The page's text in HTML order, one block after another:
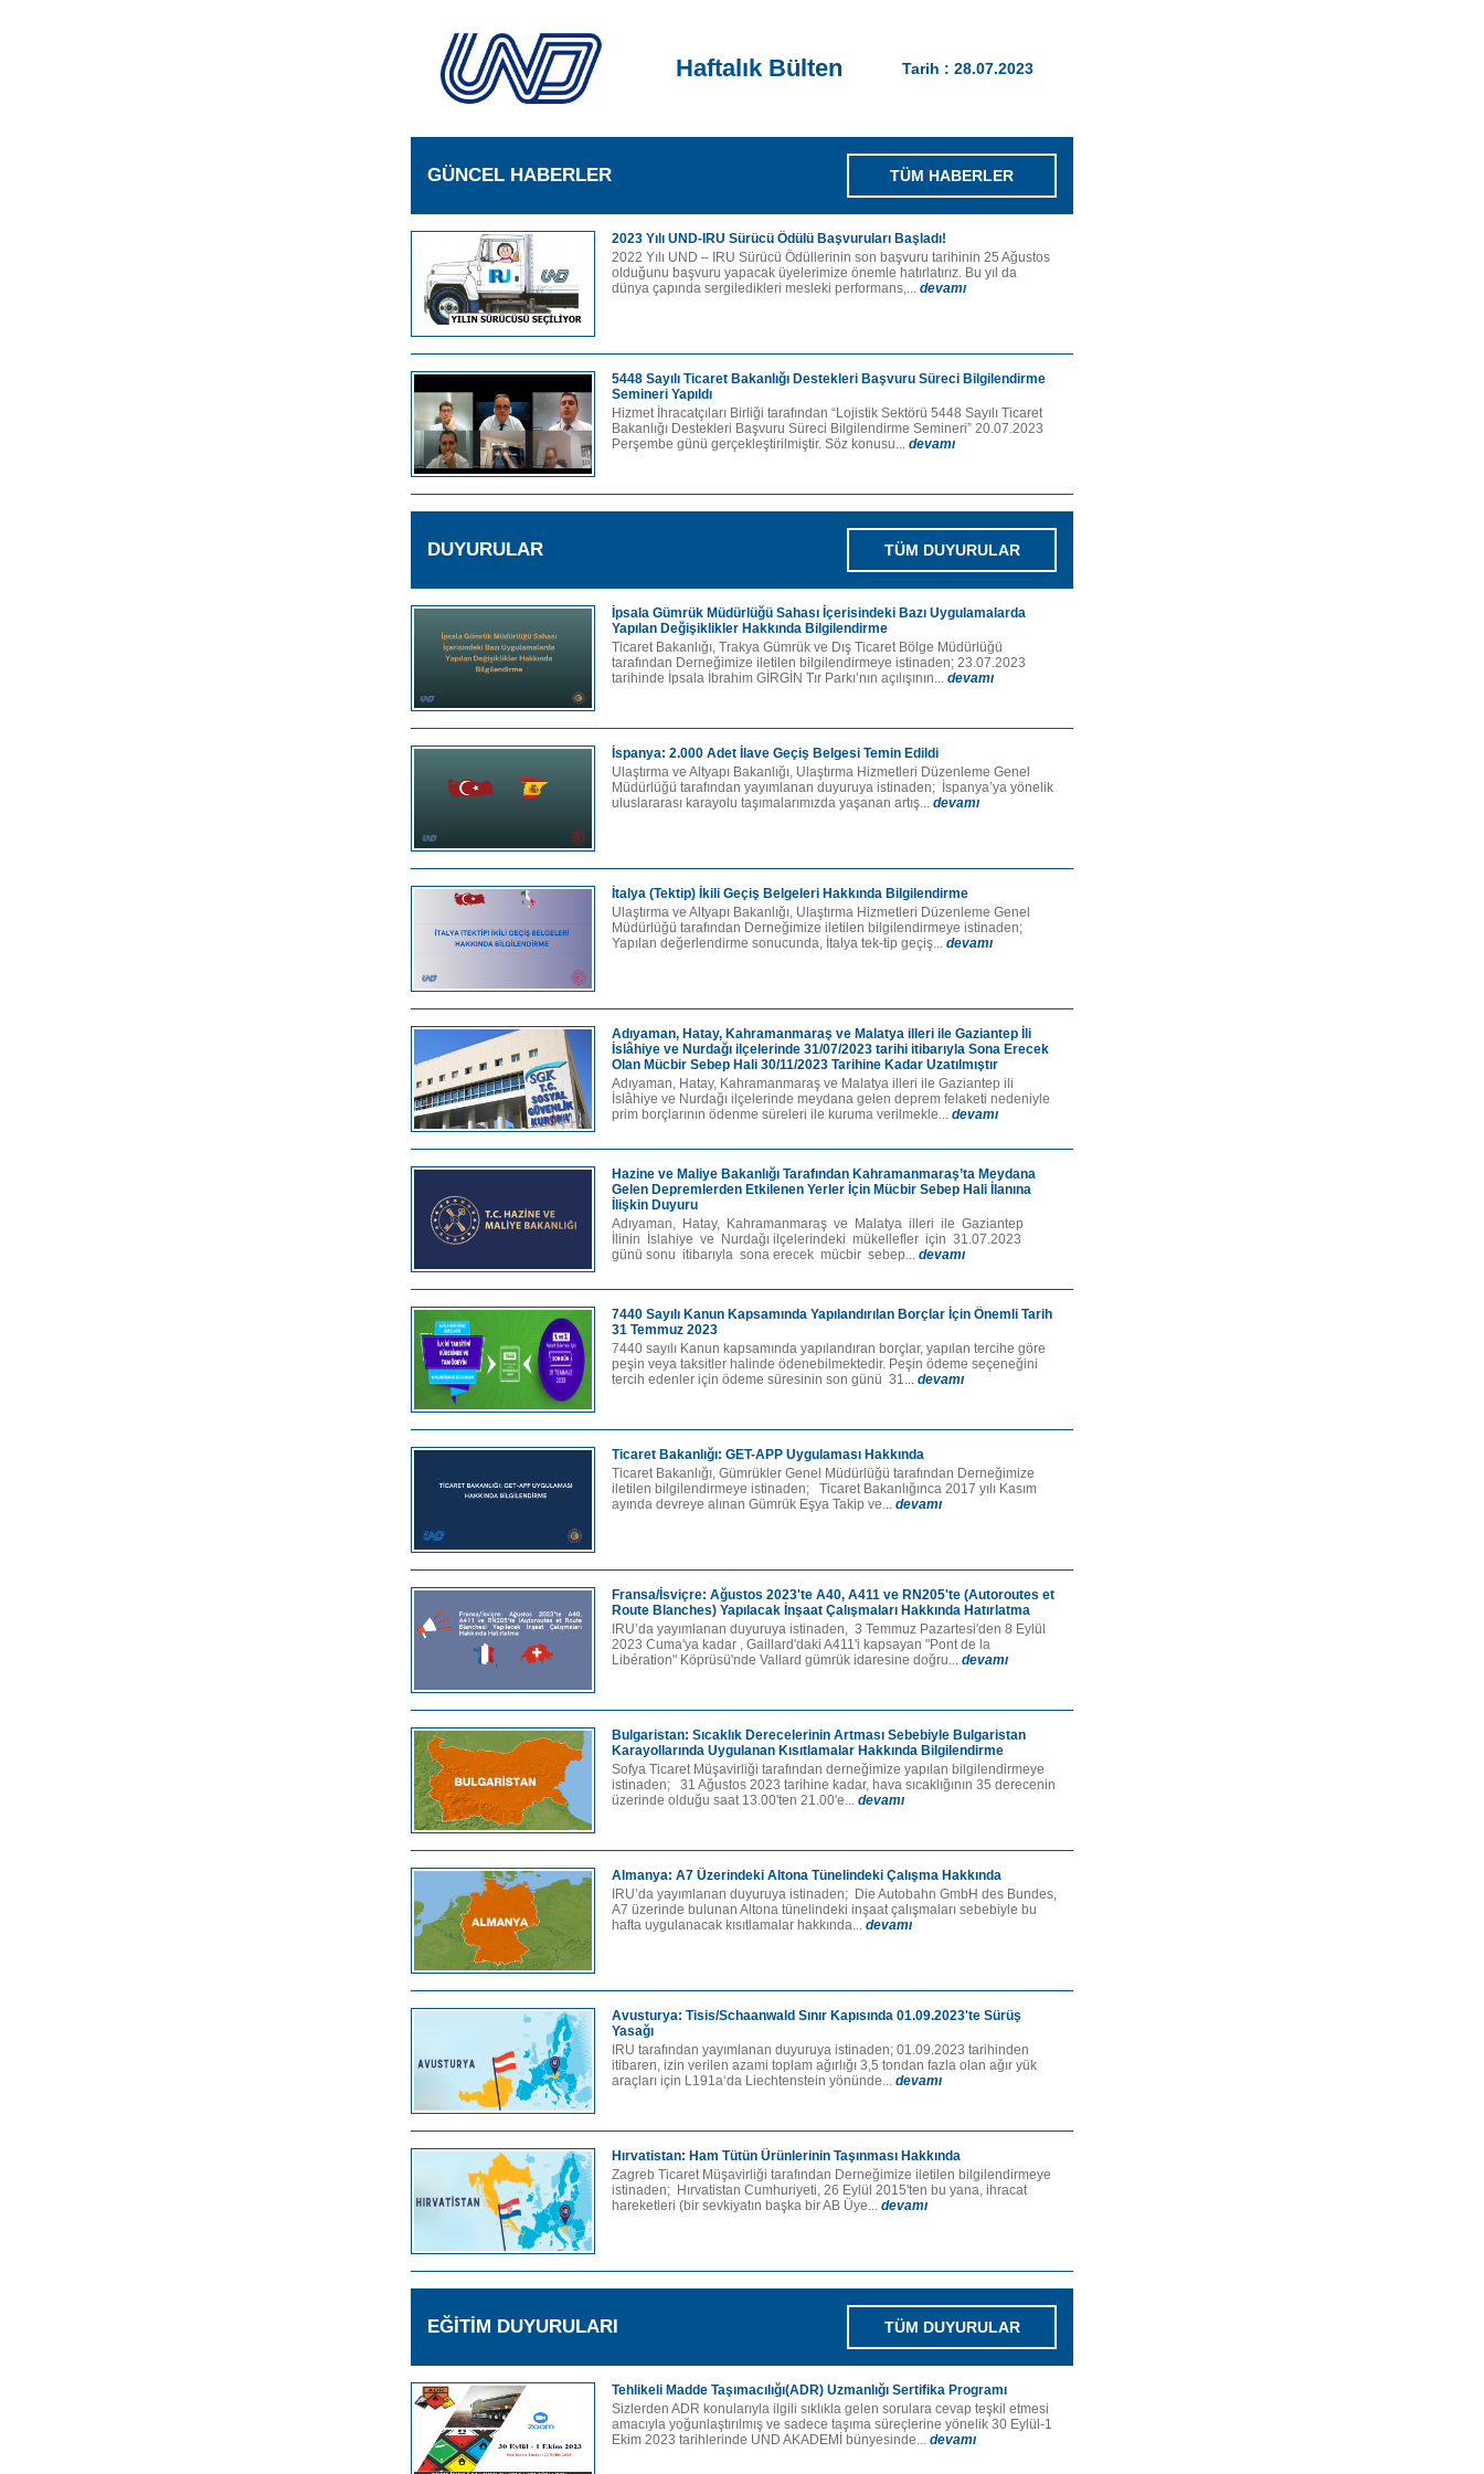
Haftalık Bülten Tarih : 28.07.2023
GÜNCEL HABERLER TÜM HABERLER
2023 Yılı UND-IRU Sürücü Ödülü Başvuruları Başladı!
2022 Yılı UND – IRU Sürücü Ödüllerinin son başvuru tarihinin 25 Ağustos
olduğunu başvuru yapacak üyelerimize önemle hatırlatırız. Bu yıl da
dünya çapında sergiledikleri mesleki performans,... devamı
5448 Sayılı Ticaret Bakanlığı Destekleri Başvuru Süreci Bilgilendirme
Semineri Yapıldı
Hizmet İhracatçıları Birliği tarafından “Lojistik Sektörü 5448 Sayılı Ticaret
Bakanlığı Destekleri Başvuru Süreci Bilgilendirme Semineri” 20.07.2023
Perşembe günü gerçekleştirilmiştir. Söz konusu... devamı
DUYURULAR TÜM DUYURULAR
İpsala Gümrük Müdürlüğü Sahası İçerisindeki Bazı Uygulamalarda
Yapılan Değişiklikler Hakkında Bilgilendirme
Ticaret Bakanlığı, Trakya Gümrük ve Dış Ticaret Bölge Müdürlüğü
tarafından Derneğimize iletilen bilgilendirmeye istinaden; 23.07.2023
tarihinde İpsala İbrahim GİRGİN Tır Parkı’nın açılışının... devamı
İspanya: 2.000 Adet İlave Geçiş Belgesi Temin Edildi
Ulaştırma ve Altyapı Bakanlığı, Ulaştırma Hizmetleri Düzenleme Genel
Müdürlüğü tarafından yayımlanan duyuruya istinaden; İspanya’ya yönelik
uluslararası karayolu taşımalarımızda yaşanan artış... devamı
İtalya (Tektip) İkili Geçiş Belgeleri Hakkında Bilgilendirme
Ulaştırma ve Altyapı Bakanlığı, Ulaştırma Hizmetleri Düzenleme Genel
Müdürlüğü tarafından Derneğimize iletilen bilgilendirmeye istinaden;
Yapılan değerlendirme sonucunda, İtalya tek-tip geçiş... devamı
Adıyaman, Hatay, Kahramanmaraş ve Malatya illeri ile Gaziantep İli
İslâhiye ve Nurdağı ilçelerinde 31/07/2023 tarihi itibarıyla Sona Erecek
Olan Mücbir Sebep Hali 30/11/2023 Tarihine Kadar Uzatılmıştır
Adıyaman, Hatay, Kahramanmaraş ve Malatya illeri ile Gaziantep ili
İslâhiye ve Nurdağı ilçelerinde meydana gelen deprem felaketi nedeniyle
prim borçlarının ödenme süreleri ile kuruma verilmekle... devamı
Hazine ve Maliye Bakanlığı Tarafından Kahramanmaraş’ta Meydana
Gelen Depremlerden Etkilenen Yerler İçin Mücbir Sebep Hali İlanına
İlişkin Duyuru
Adıyaman, Hatay, Kahramanmaraş ve Malatya illeri ile Gaziantep
İlinin İslahiye ve Nurdağı ilçelerindeki mükellefler için 31.07.2023
günü sonu itibarıyla sona erecek mücbir sebep... devamı
7440 Sayılı Kanun Kapsamında Yapılandırılan Borçlar İçin Önemli Tarih
31 Temmuz 2023
7440 sayılı Kanun kapsamında yapılandıran borçlar, yapılan tercihe göre
peşin veya taksitler halinde ödenebilmektedir. Peşin ödeme seçeneğini
tercih edenler için ödeme süresinin son günü 31... devamı
Ticaret Bakanlığı: GET-APP Uygulaması Hakkında
Ticaret Bakanlığı, Gümrükler Genel Müdürlüğü tarafından Derneğimize
iletilen bilgilendirmeye istinaden; Ticaret Bakanlığınca 2017 yılı Kasım
ayında devreye alınan Gümrük Eşya Takip ve... devamı
Fransa/İsviçre: Ağustos 2023'te A40, A411 ve RN205'te (Autoroutes et
Route Blanches) Yapılacak İnşaat Çalışmaları Hakkında Hatırlatma
IRU’da yayımlanan duyuruya istinaden, 3 Temmuz Pazartesi'den 8 Eylül
2023 Cuma'ya kadar , Gaillard'daki A411'i kapsayan "Pont de la
Libération" Köprüsü'nde Vallard gümrük idaresine doğru... devamı
Bulgaristan: Sıcaklık Derecelerinin Artması Sebebiyle Bulgaristan
Karayollarında Uygulanan Kısıtlamalar Hakkında Bilgilendirme
Sofya Ticaret Müşavirliği tarafından derneğimize yapılan bilgilendirmeye
istinaden; 31 Ağustos 2023 tarihine kadar, hava sıcaklığının 35 derecenin
üzerinde olduğu saat 13.00'ten 21.00'e... devamı
Almanya: A7 Üzerindeki Altona Tünelindeki Çalışma Hakkında
IRU’da yayımlanan duyuruya istinaden; Die Autobahn GmbH des Bundes,
A7 üzerinde bulunan Altona tünelindeki inşaat çalışmaları sebebiyle bu
hafta uygulanacak kısıtlamalar hakkında... devamı
Avusturya: Tisis/Schaanwald Sınır Kapısında 01.09.2023'te Sürüş
Yasağı
IRU tarafından yayımlanan duyuruya istinaden; 01.09.2023 tarihinden
itibaren, izin verilen azami toplam ağırlığı 3,5 tondan fazla olan ağır yük
araçları için L191a‘da Liechtenstein yönünde... devamı
Hırvatistan: Ham Tütün Ürünlerinin Taşınması Hakkında
Zagreb Ticaret Müşavirliği tarafından Derneğimize iletilen bilgilendirmeye
istinaden; Hırvatistan Cumhuriyeti, 26 Eylül 2015'ten bu yana, ihracat
hareketleri (bir sevkiyatın başka bir AB Üye... devamı
EĞİTİM DUYURULARI TÜM DUYURULAR
Tehlikeli Madde Taşımacılığı(ADR) Uzmanlığı Sertifika Programı
Sizlerden ADR konularıyla ilgili sıklıkla gelen sorulara cevap teşkil etmesi
amacıyla yoğunlaştırılmış ve sadece taşıma süreçlerine yönelik 30 Eylül-1
Ekim 2023 tarihlerinde UND AKADEMİ bünyesinde... devamı